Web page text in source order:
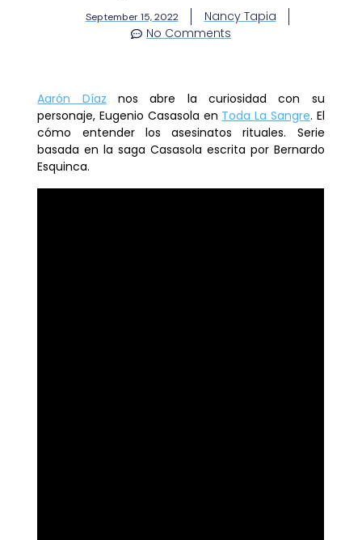
September 15, 2022
Nancy Tapia
No Comments
Aarón Díaz nos abre la curiosidad con su
personaje, Eugenio Casasola en Toda La Sangre. El
cómo entender los asesinatos rituales. Serie
basada en la saga Casasola escrita por Bernardo
Esquinca.